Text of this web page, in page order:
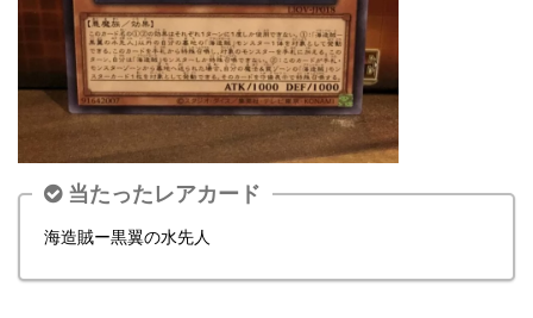
当たったレアカード
海造賊ー黒翼の水先人